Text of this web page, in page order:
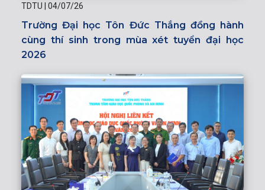
TDTU 04/07/26
Trường Đại học Tôn Đức Thắng đồng hành
cùng thí sinh trong mùa xét tuyển đại học
2026